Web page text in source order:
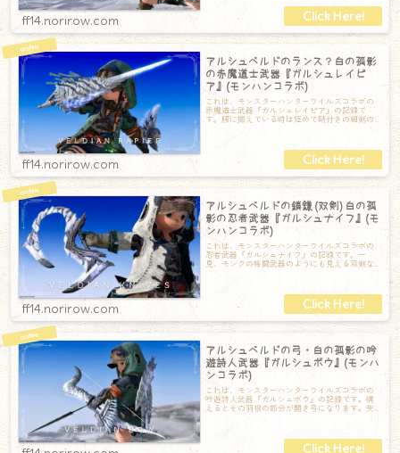
ff14.norirow.com
アルシュベルドのランス？白の孤影
の赤魔道士武器『ガルシュレイピ
ア』(モンハンコラボ)
これは、モンスターハンターワイルズコラボの
赤魔道士武器『ガルシュレイピア』の記録で
す。腰に据えている時は短めで鞘付きの細剣の
ff14.norirow.com
アルシュベルドの鎖鎌 (双剣) 白の孤
影の忍者武器『ガルシュナイフ』(モ
ンハンコラボ)
これは、モンスターハンターワイルズコラボの
忍者武器『ガルシュナイフ』の記録です。一
見、モンクの格闘武器のようにも見える双剣な
ff14.norirow.com
アルシュベルドの弓・白の孤影の吟
遊詩人武器『ガルシュボウ』(モンハ
ンコラボ)
これは、モンスターハンターワイルズコラボの
吟遊詩人武器『ガルシュボウ』の記録です。構
えるとその羽根の部分が開き弓になります。矢